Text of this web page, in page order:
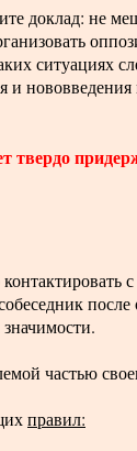
доклад: не
ситуациях
и
твердо
частью
правил: